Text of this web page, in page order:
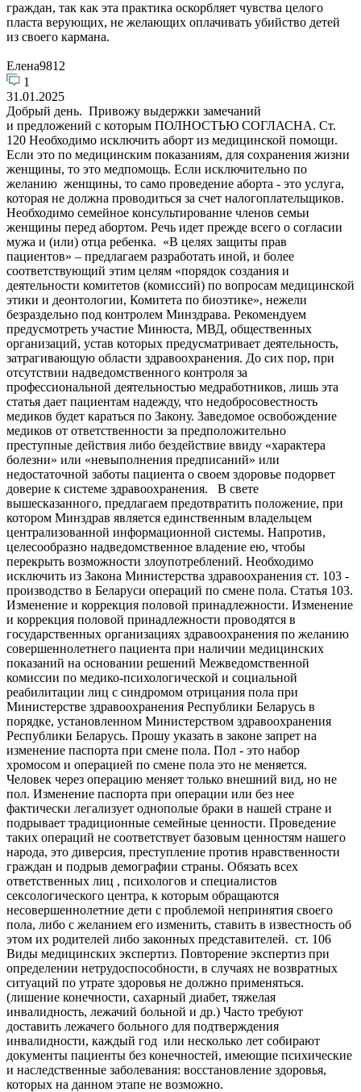
граждан, так как эта практика оскорбляет чувства целого
пласта верующих, не желающих оплачивать убийство детей
из своего кармана.
Елена9812
1
31.01.2025
Добрый день. Привожу выдержки замечаний
и предложений с которым ПОЛНОСТЬЮ СОГЛАСНА. Ст.
120 Необходимо исключить аборт из медицинской помощи.
Если это по медицинским показаниям, для сохранения жизни
женщины, то это медпомощь. Если исключительно по
желанию женщины, то само проведение аборта - это услуга,
которая не должна проводиться за счет налогоплательщиков.
Необходимо семейное консультирование членов семьи
женщины перед абортом. Речь идет прежде всего о согласии
мужа и (или) отца ребенка. «В целях защиты прав
пациентов» – предлагаем разработать иной, и более
соответствующий этим целям «порядок создания и
деятельности комитетов (комиссий) по вопросам медицинской
этики и деонтологии, Комитета по биоэтике», нежели
безраздельно под контролем Минздрава. Рекомендуем
предусмотреть участие Минюста, МВД, общественных
организаций, устав которых предусматривает деятельность,
затрагивающую области здравоохранения. До сих пор, при
отсутствии надведомственного контроля за
профессиональной деятельностью медработников, лишь эта
статья дает пациентам надежду, что недобросовестность
медиков будет караться по Закону. Заведомое освобождение
медиков от ответственности за предположительно
преступные действия либо бездействие ввиду «характера
болезни» или «невыполнения предписаний» или
недостаточной заботы пациента о своем здоровье подорвет
доверие к системе здравоохранения. В свете
вышесказанного, предлагаем предотвратить положение, при
котором Минздрав является единственным владельцем
централизованной информационной системы. Напротив,
целесообразно надведомственное владение ею, чтобы
перекрыть возможности злоупотреблений. Необходимо
исключить из Закона Министерства здравоохранения ст. 103 -
производство в Беларуси операций по смене пола. Статья 103.
Изменение и коррекция половой принадлежности. Изменение
и коррекция половой принадлежности проводятся в
государственных организациях здравоохранения по желанию
совершеннолетнего пациента при наличии медицинских
показаний на основании решений Межведомственной
комиссии по медико-психологической и социальной
реабилитации лиц с синдромом отрицания пола при
Министерстве здравоохранения Республики Беларусь в
порядке, установленном Министерством здравоохранения
Республики Беларусь. Прошу указать в законе запрет на
изменение паспорта при смене пола. Пол - это набор
хромосом и операцией по смене пола это не меняется.
Человек через операцию меняет только внешний вид, но не
пол. Изменение паспорта при операции или без нее
фактически легализует однополые браки в нашей стране и
подрывает традиционные семейные ценности. Проведение
таких операций не соответствует базовым ценностям нашего
народа, это диверсия, преступление против нравственности
граждан и подрыв демографии страны. Обязать всех
ответственных лиц , психологов и специалистов
сексологического центра, к которым обращаются
несовершеннолетние дети с проблемой непринятия своего
пола, либо с желанием его изменить, ставить в известность об
этом их родителей либо законных представителей. ст. 106
Виды медицинских экспертиз. Повторение экспертиз при
определении нетрудоспособности, в случаях не возвратных
ситуаций по утрате здоровья не должно применяться.
(лишение конечности, сахарный диабет, тяжелая
инвалидность, лежачий больной и др.) Часто требуют
доставить лежачего больного для подтверждения
инвалидности, каждый год или несколько лет собирают
документы пациенты без конечностей, имеющие психические
и наследственные заболевания: восстановление здоровья,
которых на данном этапе не возможно.